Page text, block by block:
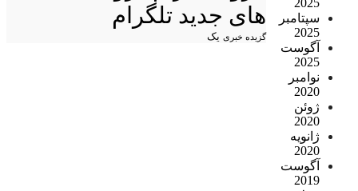
2025
سپتامبر
2025
آگوست
2025
نوامبر
2020
ژوئن
2020
ژانویه
2020
آگوست
2019
های جدید تلگرام
گزیده خبری یک